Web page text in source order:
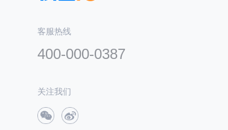
客服热线
400-000-0387
关注我们